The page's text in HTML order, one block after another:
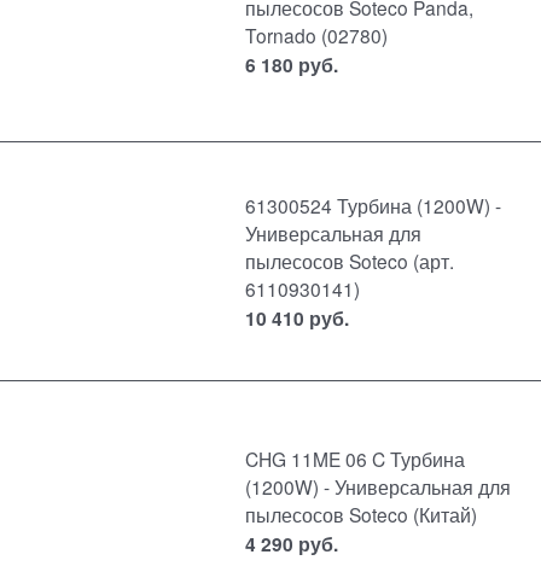
пылесосов Soteco Panda,
Tornado (02780)
6 180 руб.
61300524 Турбина (1200W) -
Универсальная для
пылесосов Soteco (арт.
6110930141)
10 410 руб.
CHG 11ME 06 C Турбина
(1200W) - Универсальная для
пылесосов Soteco (Китай)
4 290 руб.